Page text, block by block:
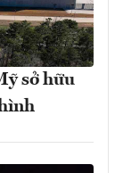
sở hữu